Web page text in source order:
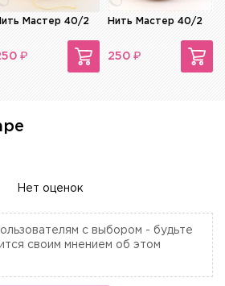
Мастер 40/2
₽
Нить Мастер 40/2
250 ₽
Нет оценок
с выбором - будьте
своим мнением об этом